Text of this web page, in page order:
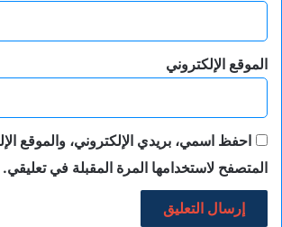
الموقع الإلكتروني
احفظ اسمي، بريدي الإلكتروني، والموقع
المتصفح لاستخدامها المرة المقبلة في تعليقي.